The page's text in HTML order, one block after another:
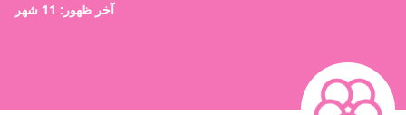
آخر ظهور: 11 شهر